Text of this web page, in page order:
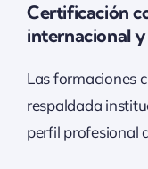
Certificación
internacional
Las formaciones
respaldada
perfil profesional